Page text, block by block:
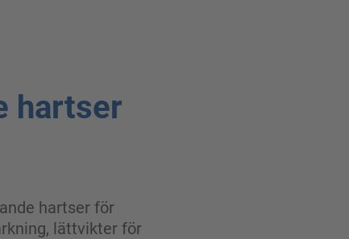
hartser
hartser för
lättvikter för